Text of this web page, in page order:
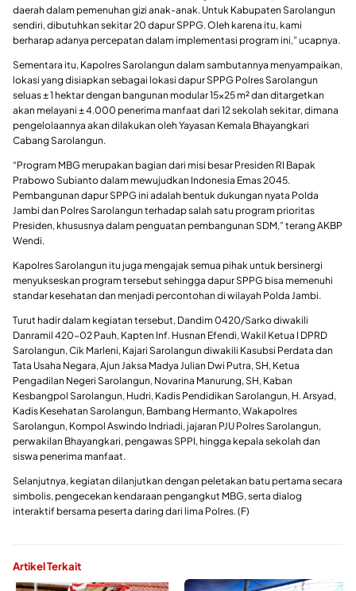
daerah dalam pemenuhan gizi anak-anak. Untuk Kabupaten Sarolangun
sendiri, dibutuhkan sekitar 20 dapur SPPG. Oleh karena itu, kami
berharap adanya percepatan dalam implementasi program ini,” ucapnya.
Sementara itu, Kapolres Sarolangun dalam sambutannya menyampaikan,
lokasi yang disiapkan sebagai lokasi dapur SPPG Polres Sarolangun
seluas ± 1 hektar dengan bangunan modular 15×25 m² dan ditargetkan
akan melayani ± 4.000 penerima manfaat dari 12 sekolah sekitar, dimana
pengelolaannya akan dilakukan oleh Yayasan Kemala Bhayangkari
Cabang Sarolangun.
“Program MBG merupakan bagian dari misi besar Presiden RI Bapak
Prabowo Subianto dalam mewujudkan Indonesia Emas 2045.
Pembangunan dapur SPPG ini adalah bentuk dukungan nyata Polda
Jambi dan Polres Sarolangun terhadap salah satu program prioritas
Presiden, khususnya dalam penguatan pembangunan SDM,” terang AKBP
Wendi.
Kapolres Sarolangun itu juga mengajak semua pihak untuk bersinergi
menyukseskan program tersebut sehingga dapur SPPG bisa memenuhi
standar kesehatan dan menjadi percontohan di wilayah Polda Jambi.
Turut hadir dalam kegiatan tersebut, Dandim 0420/Sarko diwakili
Danramil 420-02 Pauh, Kapten Inf. Husnan Efendi, Wakil Ketua I DPRD
Sarolangun, Cik Marleni, Kajari Sarolangun diwakili Kasubsi Perdata dan
Tata Usaha Negara, Ajun Jaksa Madya Julian Dwi Putra, SH, Ketua
Pengadilan Negeri Sarolangun, Novarina Manurung, SH, Kaban
Kesbangpol Sarolangun, Hudri, Kadis Pendidikan Sarolangun, H. Arsyad,
Kadis Kesehatan Sarolangun, Bambang Hermanto, Wakapolres
Sarolangun, Kompol Aswindo Indriadi, jajaran PJU Polres Sarolangun,
perwakilan Bhayangkari, pengawas SPPI, hingga kepala sekolah dan
siswa penerima manfaat.
Selanjutnya, kegiatan dilanjutkan dengan peletakan batu pertama secara
simbolis, pengecekan kendaraan pengangkut MBG, serta dialog
interaktif bersama peserta daring dari lima Polres. (F)
Artikel Terkait